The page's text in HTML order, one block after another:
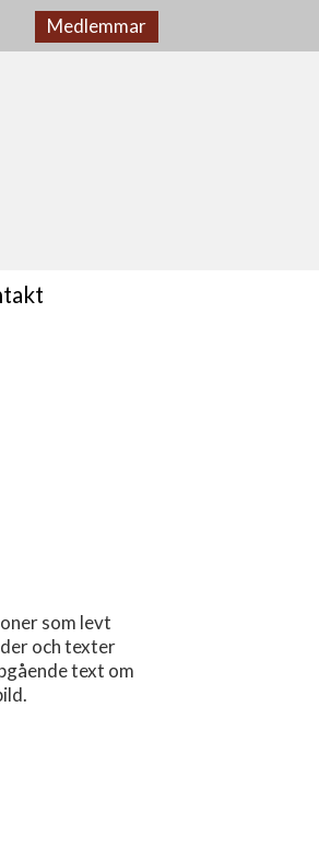
Medlemmar
som levt
och texter
text om